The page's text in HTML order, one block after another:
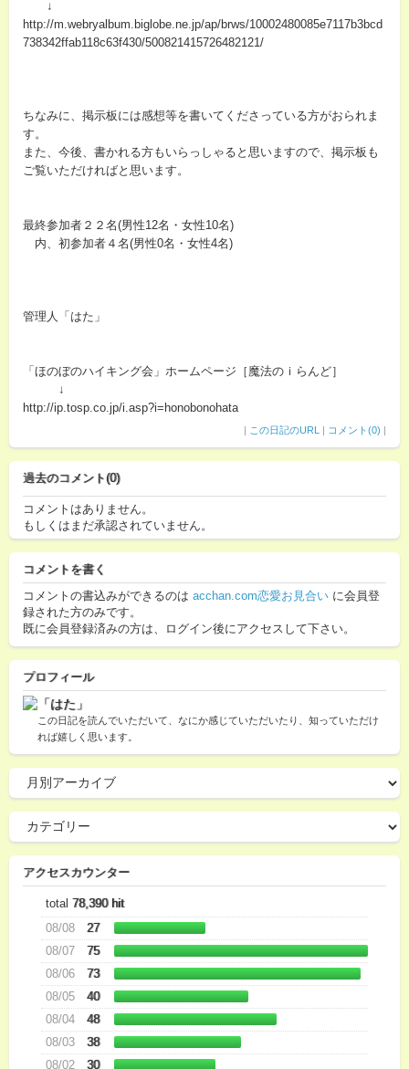
↓
http://m.webryalbum.biglobe.ne.jp/ap/brws/10002480085e7117b3bcd
738342ffab118c63f430/500821415726482121/
ちなみに、掲示板には感想等を書いてくださっている方がおられま
す。
また、今後、書かれる方もいらっしゃると思いますので、掲示板も
ご覧いただければと思います。
最終参加者２２名(男性12名・女性10名)
内、初参加者４名(男性0名・女性4名)
管理人「はた」
「ほのぼのハイキング会」ホームページ［魔法のｉらんど］
↓
http://ip.tosp.co.jp/i.asp?i=honobonohata
| この日記のURL | コメント(0) |
過去のコメント(0)
コメントはありません。
もしくはまだ承認されていません。
コメントを書く
コメントの書込みができるのは acchan.com恋愛お見合い に会員登
録された方のみです。
既に会員登録済みの方は、ログイン後にアクセスして下さい。
プロフィール
「はた」
この日記を読んでいただいて、なにか感じていただいたり、知っていただけ
れば嬉しく思います。
アクセスカウンター
total 78,390 hit
08/08
27
08/07
75
08/06
73
08/05
40
08/04
48
08/03
38
08/02
30